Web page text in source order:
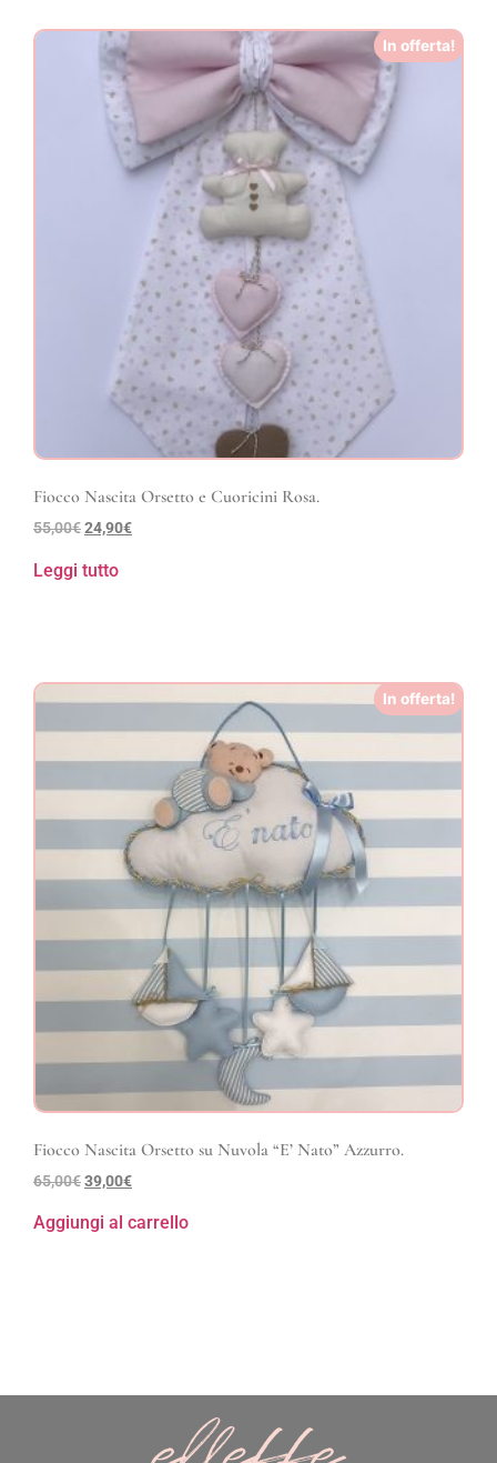
In offerta!
Fiocco Nascita Orsetto e Cuoricini Rosa.
55,00€24,90€
Leggi tutto
In offerta!
Fiocco Nascita Orsetto su Nuvola “E’ Nato” Azzurro.
65,00€39,00€
Aggiungi al carrello